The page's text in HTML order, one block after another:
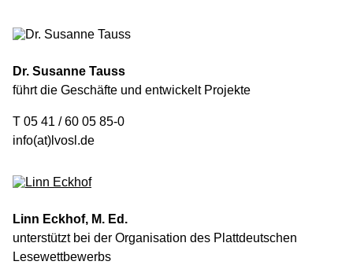
Dr. Susanne Tauss
führt die Geschäfte und entwickelt Projekte
T 05 41 / 60 05 85-0
info(at)lvosl.de
Linn Eckhof, M. Ed.
unterstützt bei der Organisation des Plattdeutschen
Lesewettbewerbs